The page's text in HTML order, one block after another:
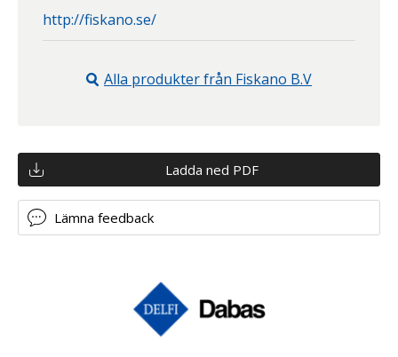
http://fiskano.se/
Alla produkter från Fiskano B.V
Ladda ned PDF
Lämna feedback